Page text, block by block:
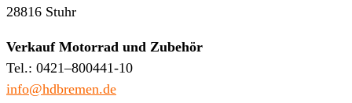
28816 Stuhr
Verkauf Motorrad und Zubehör
Tel.: 0421–800441-10
info@hdbremen.de